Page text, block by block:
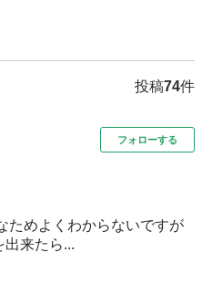
投稿74件
フォローする
ためよくわからないですが
出来たら...